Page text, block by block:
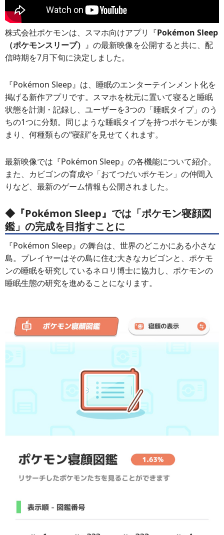
株式会社ポケモンは、スマホ向けアプリ『Pokémon Sleep
（ポケモンスリープ） 』の最新映像を公開すると共に、配
信時期を7月下旬に決定しました。
『Pokémon Sleep』は、睡眠のエンターテインメント化を
掲げる新作アプリです。スマホを枕元に置いて寝ると睡眠
状態を計測・記録し、ユーザーを3つの「睡眠タイプ」のう
ちの1つに分類。同じような睡眠タイプを持つポケモンが集
まり、何種類もの“寝顔”を見せてくれます。
最新映像では『Pokémon Sleep』の各機能について紹介。
また、カビゴンの育成や「おてつだいポケモン」の仲間入
りなど、最新のゲーム情報も公開されました。
◆『Pokémon Sleep』では「ポケモン寝顔図
鑑」の完成を目指すことに
『Pokémon Sleep』の舞台は、世界のどこかにある小さな
島。プレイヤーはその島に住む大きなカビゴンと、ポケモ
ンの睡眠を研究しているネロリ博士に協力し、ポケモンの
睡眠生態の研究を進めることになります。